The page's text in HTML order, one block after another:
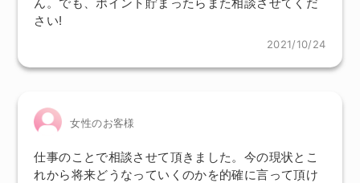
さい!
2021/10/24
女性のお客様
仕事のことで相談させて頂きました。今の現状とこ
れから将来どうなっていくのかを的確に言って頂け